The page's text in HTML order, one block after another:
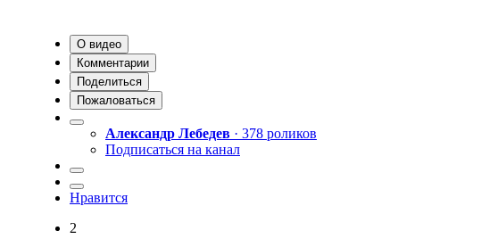
О видео
Комментарии
Поделиться
Пожаловаться
Александр Лебедев · 378 роликов
Подписаться на канал
Нравится
2